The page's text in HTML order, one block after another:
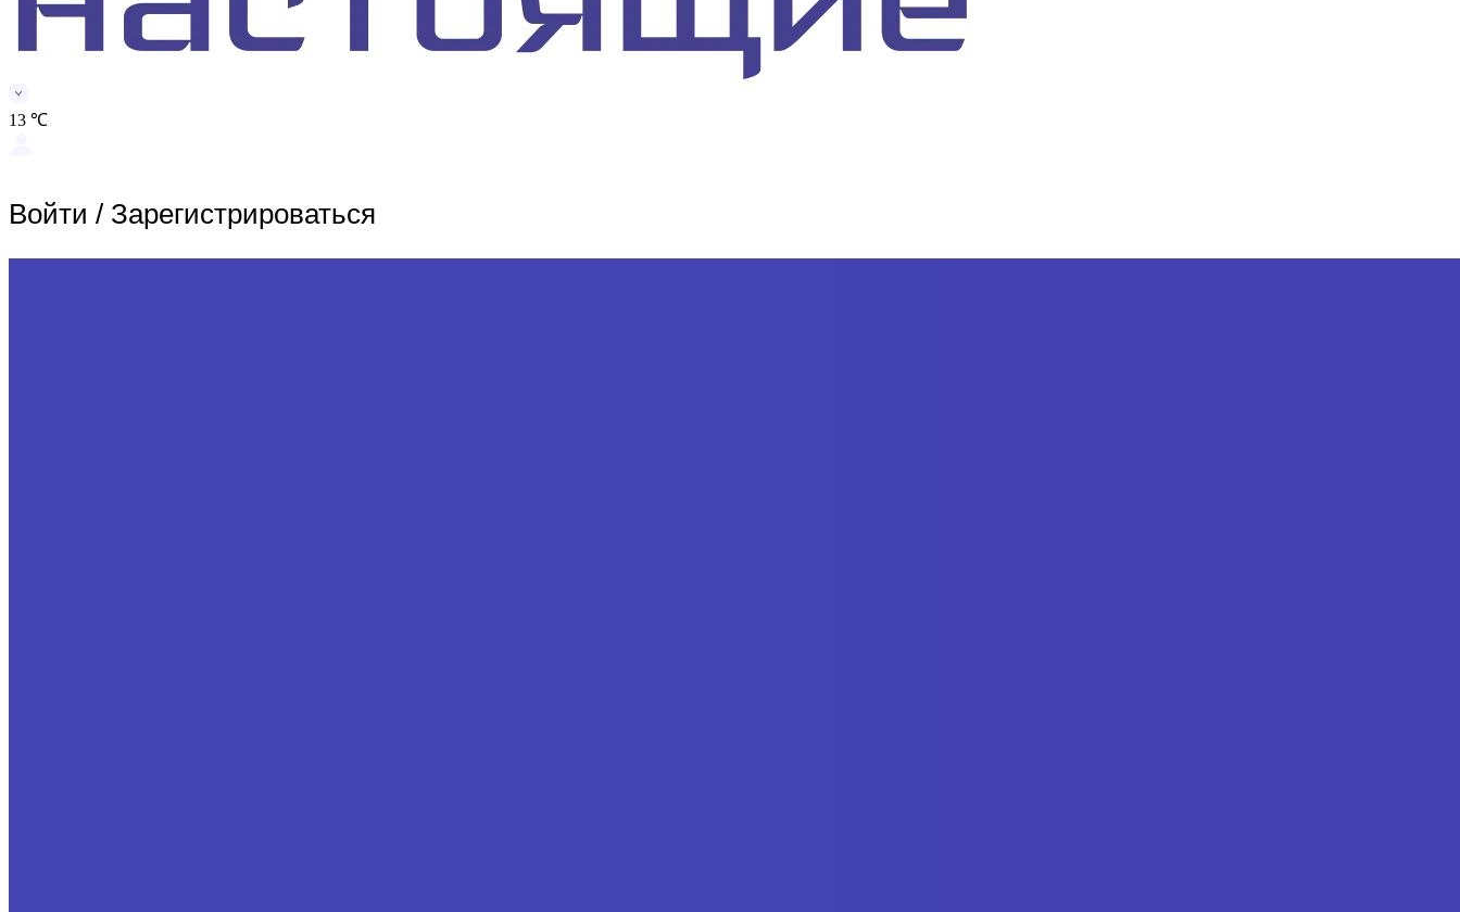
13 ℃
Войти / Зарегистрироваться